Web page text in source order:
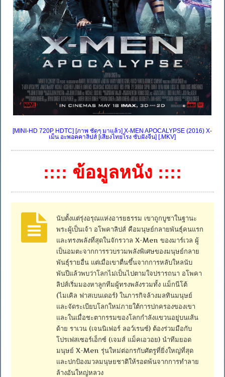
[MINI-HD 720P HDTC] [ภาพ ชัดๆ มาแล้ว] X-MEN APOCALYPSE (2016) X-
เม็น อะพอคคาลิปส์ [เสียงไทยโรง ซับฝังจีน] [.MKV]
:::: ข้อมูลหนัง ::::
นับตั้งแต่รุ่งอรุณแห่งอารยธรรม เขาถูกบูชาในฐานะ
พระผู้เป็นเจ้า อโพคาลิปส์ คือมนุษย์กลายพันธุ์คนแรก
และทรงพลังที่สุดในจักรวาล X-Men ของมาร์เวล ผู้
เป็นอมตะจากการรวบรวมพลังพิเศษของมนุษย์กลาย
พันธุ์รายอื่น แต่เมื่อเขาตื่นขึ้นจากการหลับใหลนับ
พันปีแล้วพบว่าโลกไม่เป็นไปตามใจปรารถนา อโพคา
ลิปส์เริ่มมองหาลูกทีมผู้ทรงพลังรวมทั้ง แม็กนีโต้
(ไมเคิล ฟาสเบนเดอร์) ในภารกิจล้างมลทินมนุษย์
และจัดระเบียบโลกใหม่ภายใต้การปกครองของเขา
และในเมื่อชะตากรรมของโลกกำลังแขวนอยู่บนเส้น
ด้าย ราเวน (เจนนิเฟอร์ ลอว์เรนซ์) ต้องร่วมมือกับ
โปรเฟสเซอร์เอ็กซ์ (เจมส์ แม็คเอวอย) นำทีมยอด
มนุษย์ X-Men รุ่นใหม่ต่อกรกับศัตรูที่ยิ่งใหญ่ที่สุด
และปกป้องมวลมนุษยชาติให้รอดพ้นจากการทำลาย
ล้างอันใหญ่หลวง